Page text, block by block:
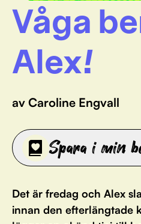
Våga
Alex!
av Caroline Engvall
Spara i min
Det är fredag och Alex
innan den efterlängtade